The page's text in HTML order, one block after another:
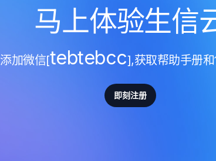
马上体验生信
添加微信[tebtebcc],获取帮助手册和
即刻注册